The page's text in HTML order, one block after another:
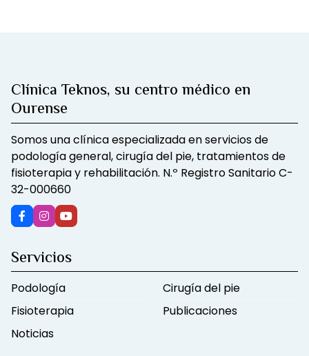
Clínica Teknos, su centro médico en
Ourense
Somos una clínica especializada en servicios de
podología general, cirugía del pie, tratamientos de
fisioterapia y rehabilitación. N.º Registro Sanitario C-
32-000660
Servicios
Podología
Cirugía del pie
Fisioterapia
Publicaciones
Noticias